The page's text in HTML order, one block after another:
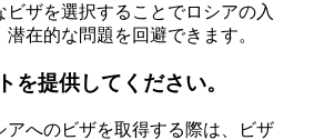
ビザを選択することでロシアの入
在的な問題を回避できます。
を提供してください。
アへのビザを取得する際は、ビザ